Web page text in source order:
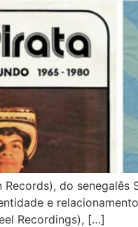
Records), do
e
Recordings), […]